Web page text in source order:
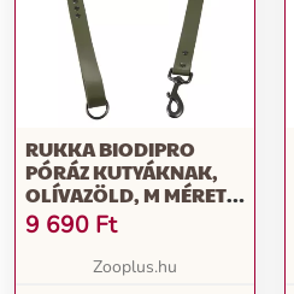
RUKKA BIODIPRO
PÓRÁZ KUTYÁKNAK,
OLÍVAZÖLD, M MÉRET,
H 180CM, SZ 25MM
9 690 Ft
Zooplus.hu